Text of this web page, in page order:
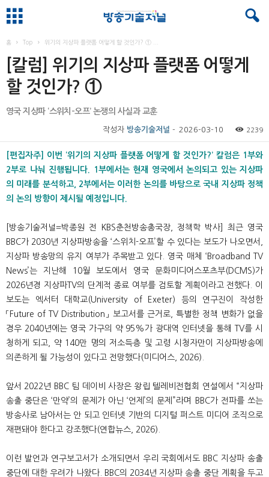
홈 Top 위기의 지상파 플랫폼 어떻게 할 것인가? ① ...
[칼럼] 위기의 지상파 플랫폼 어떻게
할 것인가? ①
영국 지상파 ‘스위치-오프’ 논쟁의 사실과 교훈
작성자 방송기술저널 - 2026-03-10 2239
[편집자주] 이번 ‘위기의 지상파 플랫폼 어떻게 할 것인가?’ 칼럼은 1부와
2부로 나눠 진행됩니다. 1부에서는 현재 영국에서 논의되고 있는 지상파
의 미래를 분석하고, 2부에서는 이러한 논의를 바탕으로 국내 지상파 정책
의 논의 방향이 제시될 예정입니다.
[방송기술저널=박종원 전 KBS춘천방송총국장, 정책학 박사] 최근 영국
BBC가 2030년 지상파방송을 ‘스위치-오프’할 수 있다는 보도가 나오면서,
지상파 방송망의 유지 여부가 주목받고 있다. 영국 매체 ‘Broadband TV
News’는 지난해 10월 보도에서 영국 문화미디어스포츠부(DCMS)가
2026년경 지상파TV의 단계적 종료 여부를 검토할 계획이라고 전했다. 이
보도는 엑서터 대학교(University of Exeter) 등의 연구진이 작성한
「Future of TV Distribution」 보고서를 근거로, 특별한 정책 변화가 없을
경우 2040년에는 영국 가구의 약 95%가 광대역 인터넷을 통해 TV를 시
청하게 되고, 약 140만 명의 저소득층 및 고령 시청자만이 지상파방송에
의존하게 될 가능성이 있다고 전망했다(미디어스, 2026).
앞서 2022년 BBC 팀 데이비 사장은 왕립 텔레비전협회 연설에서 “지상파
송출 중단은 ‘만약’의 문제가 아닌 ‘언제’의 문제”라며 BBC가 전파를 쏘는
방송사로 남아서는 안 되고 인터넷 기반의 디지털 퍼스트 미디어 조직으로
재편돼야 한다고 강조했다(연합뉴스, 2026).
이런 발언과 연구보고서가 소개되면서 우리 국회에서도 BBC 지상파 송출
중단에 대한 우려가 나왔다. BBC의 2034년 지상파 송출 중단 계획을 두고